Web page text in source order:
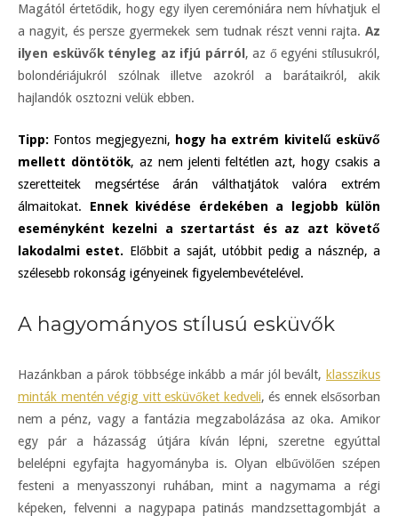
Magától értetődik, hogy egy ilyen ceremóniára nem hívhatjuk el
a nagyit, és persze gyermekek sem tudnak részt venni rajta. Az
ilyen esküvők tényleg az ifjú párról , az ő egyéni stílusukról,
bolondériájukról szólnak illetve azokról a barátaikról, akik
hajlandók osztozni velük ebben.
Tipp: Fontos megjegyezni, hogy ha extrém kivitelű esküvő
mellett döntötök, az nem jelenti feltétlen azt, hogy csakis a
szeretteitek megsértése árán válthatjátok valóra extrém
álmaitokat. Ennek kivédése érdekében a legjobb külön
eseményként kezelni a szertartást és az azt követő
lakodalmi estet. Előbbit a saját, utóbbit pedig a násznép, a
szélesebb rokonság igényeinek figyelembevételével.
A hagyományos stílusú esküvők
Hazánkban a párok többsége inkább a már jól bevált, klasszikus
minták mentén végig vitt esküvőket kedveli, és ennek elsősorban
nem a pénz, vagy a fantázia megzabolázása az oka. Amikor
egy pár a házasság útjára kíván lépni, szeretne egyúttal
belelépni egyfajta hagyományba is. Olyan elbűvölően szépen
festeni a menyasszonyi ruhában, mint a nagymama a régi
képeken, felvenni a nagypapa patinás mandzsettagombját a